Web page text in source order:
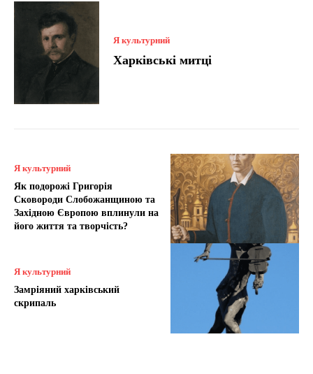
Я культурний
Харківські митці
Я культурний
Як подорожі Григорія
Сковороди Слобожанщиною та
Західною Європою вплинули на
його життя та творчість?
Я культурний
Замріяний харківський
скрипаль